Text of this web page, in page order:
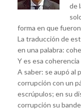
de
forma en que
La traducción de
en una palabra:
Y es esa
A saber: se aupó al
corrupción con un
escrúpulos; en su
corrupción su